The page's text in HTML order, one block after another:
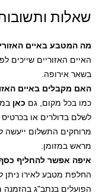
שאלות
מה המטבע באיים
האיים האזוריים שייכים
בשאר אירופה.
האם מקבלים באיים
כמו בכל מקום, גם כאן
לשלם בדולרים או
מרוחקים התשלום ייעשה
מראש במזומן.
איפה אפשר להחליף כסף
החלפת מטבע לאירו ניתן
הפועלים בנתב"ג